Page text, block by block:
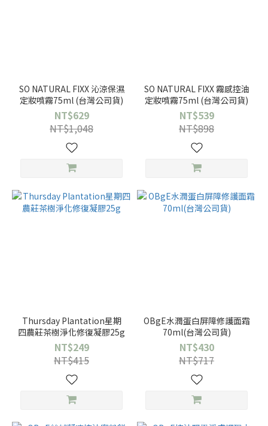
SO NATURAL FIXX 沁涼保濕
定妝噴霧75ml (台灣公司貨)
NT$629
NT$1,048
SO NATURAL FIXX 霧感控油
定妝噴霧75ml (台灣公司貨)
NT$539
NT$898
Thursday Plantation星期
四農莊茶樹淨化修復凝膠25g
NT$249
NT$415
OBgE水潤蛋白屏障修護面霜
70ml(台灣公司貨)
NT$430
NT$717